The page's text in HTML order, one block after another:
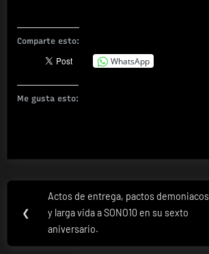
Comparte esto:
WhatsApp
Me gusta esto:
Navegación
de
entradas
❮
Previous
Post:
Actos de entrega, pactos demoniacos
y larga vida a SONO10 en su sexto
aniversario.